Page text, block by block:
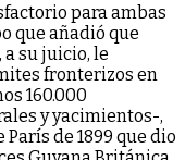
para ambas
que añadió que
su juicio, le
fronterizos en
160.000
y yacimientos-,
de 1899 que dio